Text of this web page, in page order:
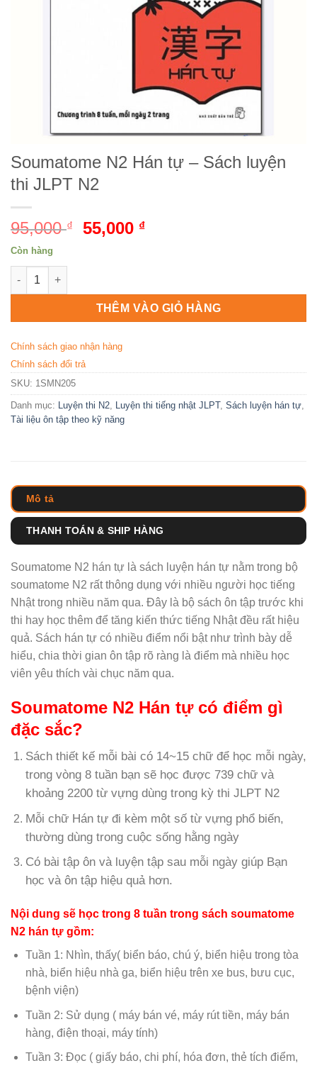
Soumatome N2 Hán tự – Sách luyện
thi JLPT N2
95,000₫
Giá
55,000 ₫
55,000 ₫.
Còn hàng
Soumatome N2 Hán tự - Sách luyện thi JLPT N2 số lượng
THÊM VÀO GIỎ HÀNG
Chính sách giao nhận hàng
Chính sách đổi trả
SKU: 1SMN205
Danh mục: Luyện thi N2 Luyện thi tiếng nhật JLPT, Sách luyện hán tự
Tài liệu ôn tập theo kỹ năng
Mô tả
THANH TOÁN & SHIP HÀNG
Soumatome N2 hán tự là sách luyện hán tự nằm trong bộ
soumatome N2 rất thông dụng với nhiều người học tiếng
Nhật trong nhiều năm qua. Đây là bộ sách ôn tập trước khi
thi hay học thêm để tăng kiến thức tiếng Nhật đều rất hiệu
quả. Sách hán tự có nhiều điểm nổi bật như trình bày dễ
hiểu, chia thời gian ôn tập rõ ràng là điểm mà nhiều học
viên yêu thích vài chục năm qua.
Soumatome N2 Hán tự có điểm gì
đặc sắc?
Sách thiết kế mỗi bài có 14~15 chữ để học mỗi ngày,
trong vòng 8 tuần bạn sẽ học được 739 chữ và
khoảng 2200 từ vựng dùng trong kỳ thi JLPT N2
Mỗi chữ Hán tự đi kèm một số từ vựng phổ biến,
thường dùng trong cuộc sống hằng ngày
Có bài tập ôn và luyện tập sau mỗi ngày giúp Bạn
học và ôn tập hiệu quả hơn.
Nội dung sẽ học trong 8 tuần trong sách soumatome
N2 hán tự gồm:
Tuần 1: Nhìn, thấy( biển báo, chú ý, biển hiệu trong tòa
nhà, biển hiệu nhà ga, biển hiệu trên xe bus, bưu cục,
bệnh viện)
Tuần 2: Sử dụng ( máy bán vé, máy rút tiền, máy bán
hàng, điện thoại, máy tính)
Tuần 3: Đọc ( giấy báo, chi phí, hóa đơn, thẻ tích điểm,